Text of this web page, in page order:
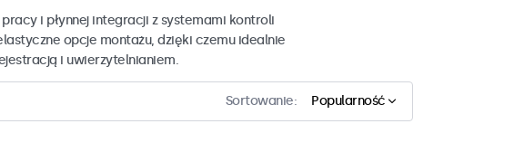
i płynnej integracji z systemami kontroli
opcje montażu, dzięki czemu idealnie
i uwierzytelnianiem.
Sortowanie: Popularność